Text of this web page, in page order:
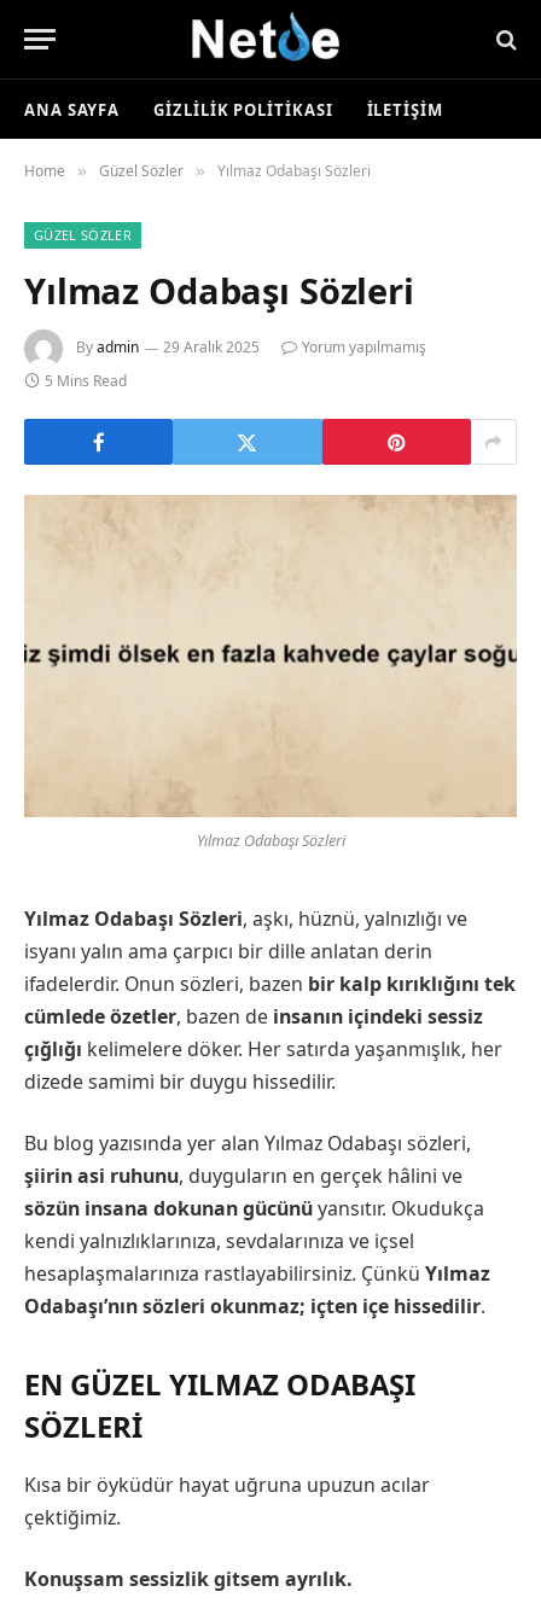
ANA SAYFA GIZLILIK POLITIKASI İLETIŞIM
Home » Güzel Sözler » Yılmaz Odabaşı Sözleri
GÜZEL SÖZLER
Yılmaz Odabaşı Sözleri
Byadmin 29 Aralık 2025
Yorum yapılmamış
5 Mins Read
Yılmaz Odabaşı Sözleri
Yılmaz Odabaşı Sözleri, aşkı, hüznü, yalnızlığı ve
isyanı yalın ama çarpıcı bir dille anlatan derin
ifadelerdir. Onun sözleri, bazen bir kalp kırıklığını tek
cümlede özetler, bazen de insanın içindeki sessiz
çığlığı kelimelere döker. Her satırda yaşanmışlık, her
dizede samimi bir duygu hissedilir.
Bu blog yazısında yer alan Yılmaz Odabaşı sözleri,
şiirin asi ruhunu, duyguların en gerçek hâlini ve
sözün insana dokunan gücünüyansıtır. Okudukça
kendi yalnızlıklarınıza, sevdalarınıza ve içsel
hesaplaşmalarınıza rastlayabilirsiniz. Çünkü Yılmaz
Odabaşı’nın sözleri okunmaz; içten içe hissedilir.
EN GÜZEL YILMAZ ODABAŞI
SÖZLERİ
Kısa bir öyküdür hayat uğruna upuzun acılar
çektiğimiz.
Konuşsam sessizlik gitsem ayrılık.